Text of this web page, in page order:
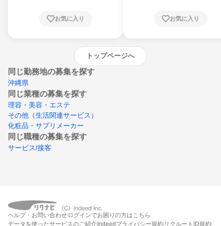
崎県、熊本県、大分県、宮崎県、鹿児島県、
お気に入り お気に入り
トップページへ
同じ勤務地の募集を探す
沖縄県
同じ業種の募集を探す
理容・美容・エステ
その他（生活関連サービス）
化粧品・サプリメーカー
同じ職種の募集を探す
サービス/接客
ヘルプ・お問い合わせ ログインでお困りの方はこちら
データを使ったサービスのご紹介Indeedプライバシー規約 リクルートID規約